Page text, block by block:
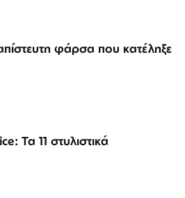
φάρσα που κατέληξε
Τα 11 στυλιστικά